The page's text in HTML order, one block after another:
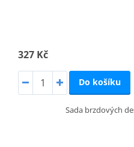
327 Kč
Do košíku
Sada brzdových